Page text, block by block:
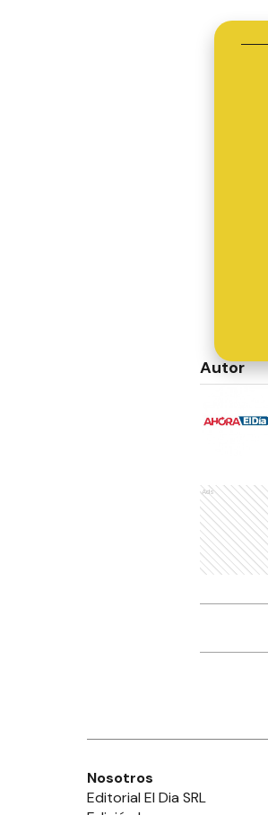
Autor
Ads
Nosotros
Editorial El Dia SRL